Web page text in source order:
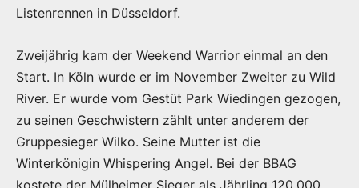
Listenrennen in Düsseldorf.
Zweijährig kam der Weekend Warrior einmal an den
Start. In Köln wurde er im November Zweiter zu Wild
River. Er wurde vom Gestüt Park Wiedingen gezogen,
zu seinen Geschwistern zählt unter anderem der
Gruppesieger Wilko. Seine Mutter ist die
Winterkönigin Whispering Angel. Bei der BBAG
kostete der Mülheimer Sieger als Jährling 120.000